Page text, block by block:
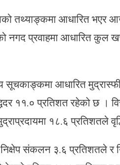
तथ्याङ्कमा आधारित भएर
नगद प्रवाहमा आधारित
सूचकाङ्कमा आधारित
११.० प्रतिशत रहेको छ ।
१८.६ प्रतिशतले
संकलन ३.६ प्रतिशतले र